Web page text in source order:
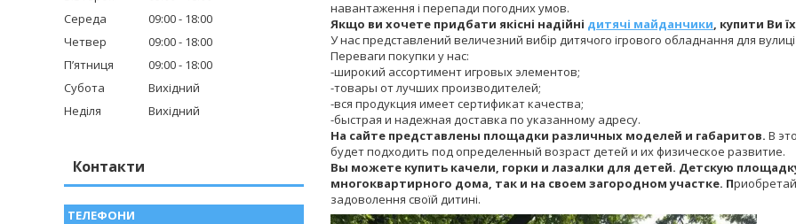
навантаження і перепади погодних умов.
Якщо ви хочете придбати якісні надійні дитячі майданчики, купити Ви
У нас представлений величезний вибір дитячого ігрового обладнання для вулиці
Переваги покупки у нас:
-широкий ассортимент игровых элементов;
-товары от лучших производителей;
-вся продукция имеет сертификат качества;
-быстрая и надежная доставка по указанному адресу.
На сайте представлены площадки различных моделей и габаритов. В
будет подходить под определенный возраст детей и их физическое развитие.
Вы можете купить качели, горки и лазалки для детей. Детскую
многоквартирного дома, так и на своем загородном участке. П
задоволення своїй дитині.
Середа
09:00
18:00
Четвер
09:00
18:00
Пʼятниця
09:00
18:00
Субота
Вихідний
Неділя
Вихідний
Контакти